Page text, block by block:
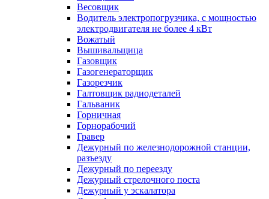
Весовщик
Водитель электропогрузчика, с мощностью
электродвигателя не более 4 кВт
Вожатый
Вышивальщица
Газовщик
Газогенераторщик
Газорезчик
Галтовщик радиодеталей
Гальваник
Горничная
Горнорабочий
Гравер
Дежурный по железнодорожной станции,
разъезду
Дежурный по переезду
Дежурный стрелочного поста
Дежурный у эскалатора